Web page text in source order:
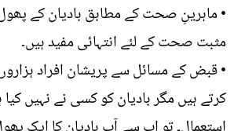
• ماہرینِ صحت کے مطابق بادیان کے
مثبت صحت کے لئے انتہائی مفید ہیں۔
• قبض کے مسائل سے پریشان افراد
کرتے ہیں مگر بادیان کو کسی نے نہیں